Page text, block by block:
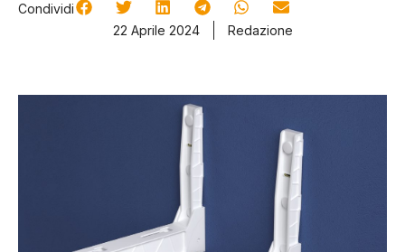
Condividi
22 Aprile 2024
Redazione